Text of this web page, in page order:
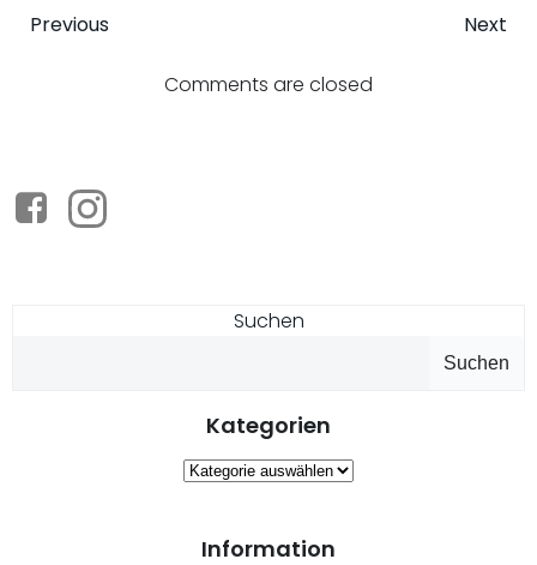
Beitragsnavigation
Previous Next
Comments are closed
Suchen
Suchen
Kategorien
Kategorien
Information